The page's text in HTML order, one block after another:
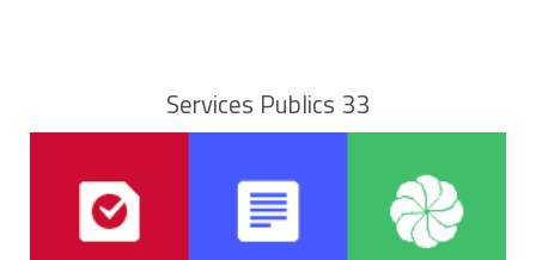
impayés restée sans réponse.
Services Publics 33